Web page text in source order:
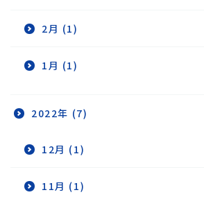
2月 (1)
1月 (1)
2022年 (7)
12月 (1)
11月 (1)